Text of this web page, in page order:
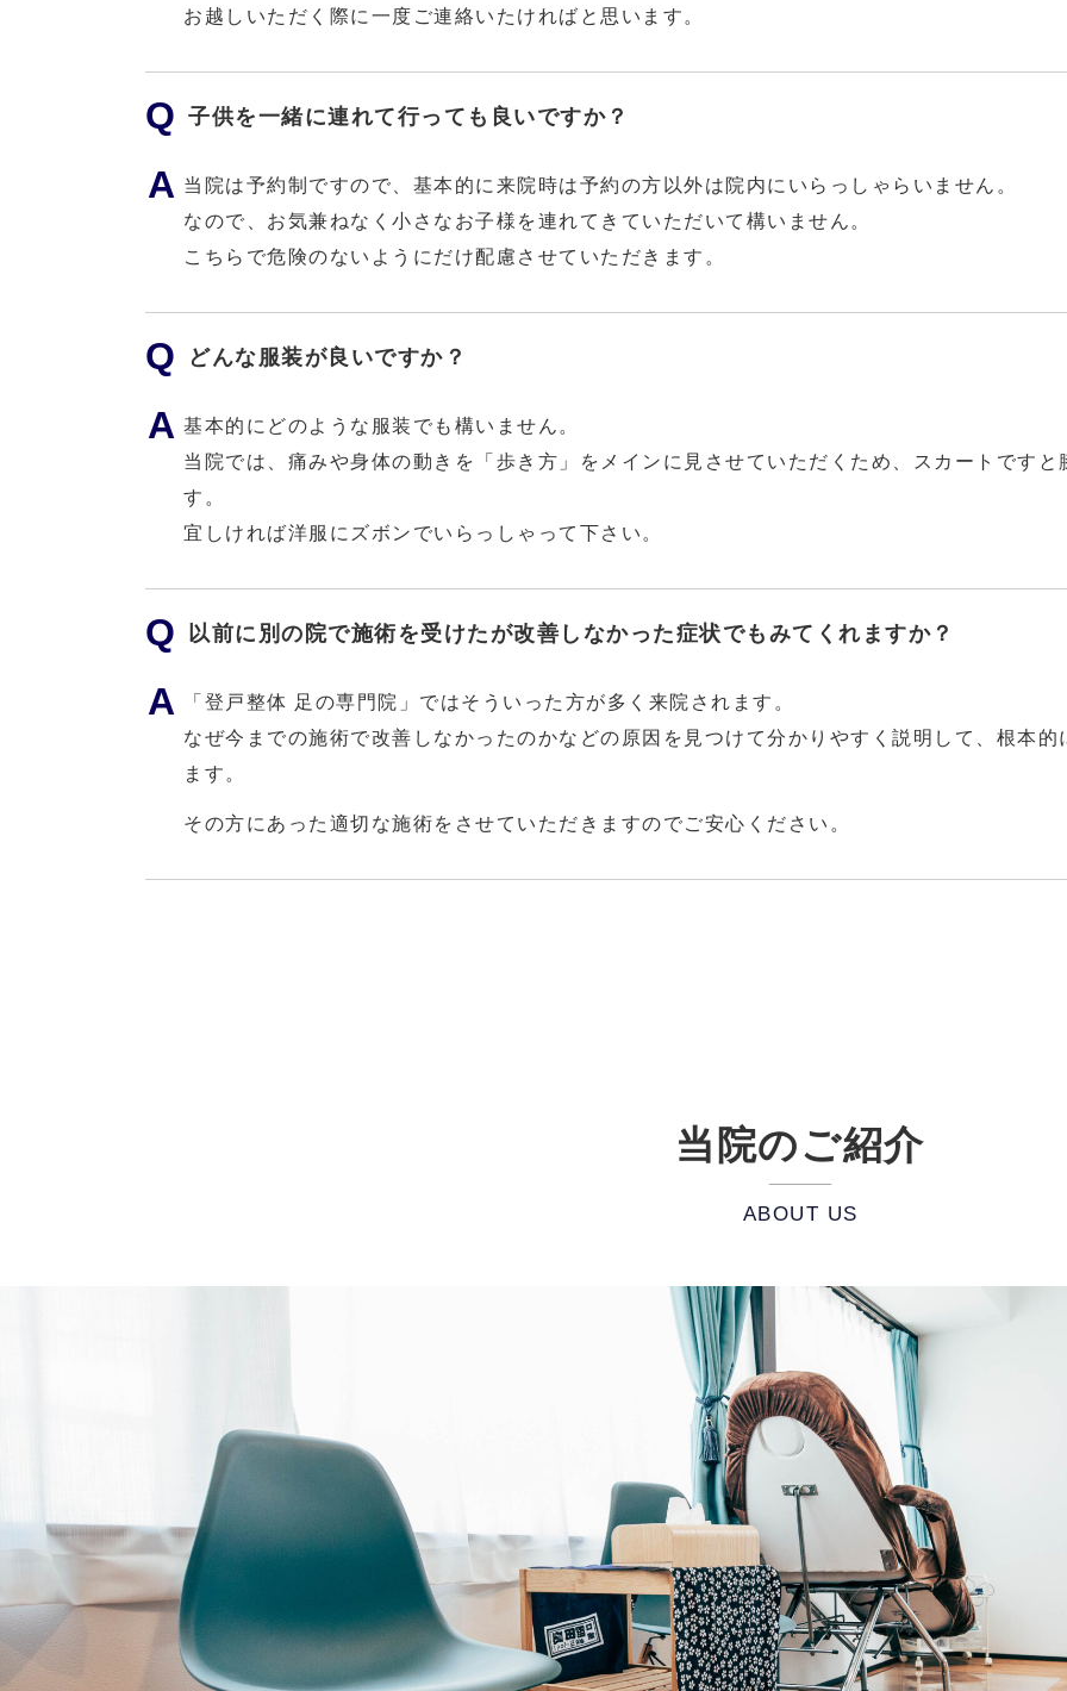
お越しいただく際に一度ご連絡いたければと思います。
子供を一緒に連れて行っても良いですか？
当院は予約制ですので、基本的に来院時は予約の方以外は院内にいらっしゃらいません。
なので、お気兼ねなく小さなお子様を連れてきていただいて構いません。
こちらで危険のないようにだけ配慮させていただきます。
どんな服装が良いですか？
基本的にどのような服装でも構いません。
当院では、痛みや身体の動きを「歩き方」をメインに見させていただくため、スカートです
す。
宜しければ洋服にズボンでいらっしゃって下さい。
以前に別の院で施術を受けたが改善しなかった症状でもみてくれますか？
「登戸整体 足の専門院」ではそういった方が多く来院されます。
なぜ今までの施術で改善しなかったのかなどの原因を見つけて分かりやすく説明して、根本
ます。
その方にあった適切な施術をさせていただきますのでご安心ください。
当院のご紹介
ABOUT US